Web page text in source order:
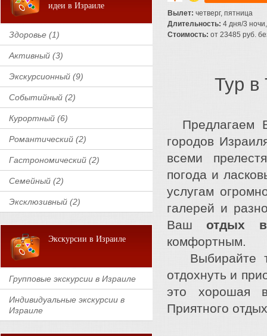
идеи в Израиле
Здоровье (1)
Активный (3)
Экскурсионный (9)
Событийный (2)
Курортный (6)
Романтический (2)
Гастрономический (2)
Семейный (2)
Эксклюзивный (2)
Экскурсии в Израиле
Групповые экскурсии в Израиле
Индивидуальные экскурсии в
Израиле
Вылет: четверг, пятница
Длительность: 4 дня/3
Стоимость: от 23485 руб.
Тур в
Предлагаем
городов
всеми
погода и
услугам
галерей и
Вашотдых
комфортным.
Выбирайте
отдохнуть и
это хорошая
Приятного